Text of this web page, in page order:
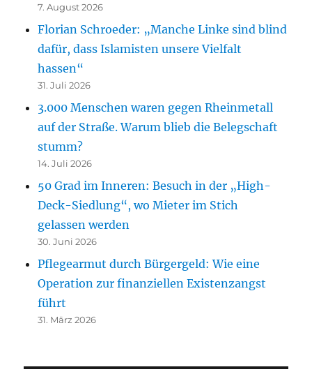
7. August 2026
Florian Schroeder: „Manche Linke sind blind
dafür, dass Islamisten unsere Vielfalt
hassen“
31. Juli 2026
3.000 Menschen waren gegen Rheinmetall
auf der Straße. Warum blieb die Belegschaft
stumm?
14. Juli 2026
50 Grad im Inneren: Besuch in der „High-
Deck-Siedlung“, wo Mieter im Stich
gelassen werden
30. Juni 2026
Pflegearmut durch Bürgergeld: Wie eine
Operation zur finanziellen Existenzangst
führt
31. März 2026